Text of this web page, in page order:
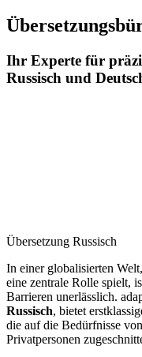
Ihr Experte für
Russisch und
Übersetzung Russisch
In einer globalisierten
eine zentrale Rolle spielt,
Barrieren unerlässlich.
Russisch, bietet
die auf die Bedürfnisse
Privatpersonen